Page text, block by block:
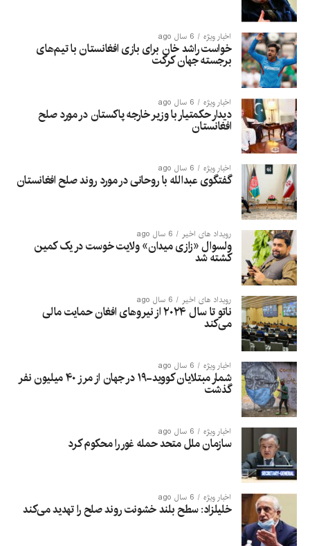
اخبار ویژه 6 سال ago
خواست راشد خان برای بازی افغانستان با تیم‌های
برجسته جهان کرکت
اخبار ویژه 6 سال ago
دیدار حکمتیار با وزیر خارجه پاکستان در مورد صلح
افغانستان
اخبار ویژه 6 سال ago
گفتگوی عبدالله با روحانی در مورد روند صلح افغانستان
رویداد های اخیر 6 سال ago
ولسوال «زازی میدان» ولایت خوست در یک کمین
کشته شد
رویداد های اخیر 6 سال ago
ناتو تا سال ۲۰۲۴ از نیروهای افغان حمایت مالی
می‌کند
اخبار ویژه 6 سال ago
شمار مبتلایان کووید-۱۹ در جهان از مرز ۴۰ میلیون نفر
گذشت
اخبار ویژه 6 سال ago
سازمان ملل متحد حمله غور را محکوم کرد
اخبار ویژه 6 سال ago
خلیلزاد: سطح بلند خشونت روند صلح را تهدید می‌کند